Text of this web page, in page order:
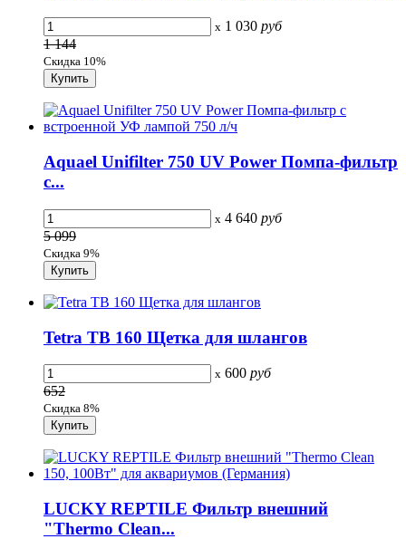
x 1 030 руб
1 144
Скидка 10%
Aquael Unifilter 750 UV Power Помпа-фильтр
c...
x 4 640 руб
5 099
Скидка 9%
Tetra TB 160 Щетка для шлангов
x 600 руб
652
Скидка 8%
LUCKY REPTILE Фильтр внешний
"Thermo Clean...